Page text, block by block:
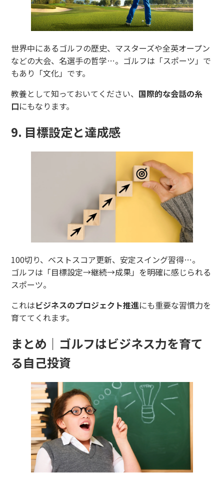
世界中にあるゴルフの歴史、マスターズや全英オープン
などの大会、名選手の哲学…。ゴルフは「スポーツ」で
もあり「文化」です。
教養として知っておいてください、 国際的な会話の糸
口にもなります。
9. 目標設定と達成感
100切り、ベストスコア更新、安定スイング習得…。
ゴルフは「目標設定→継続→成果」を明確に感じられる
スポーツ。
これはビジネスのプロジェクト推進にも重要な習慣力を
育ててくれます。
まとめ｜ゴルフはビジネス力を育て
る自己投資